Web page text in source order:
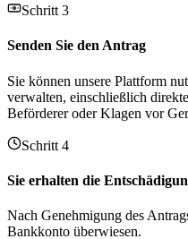
Schritt 3
Senden Sie den Antrag
Sie können unsere Plattform
verwalten, einschließlich
Beförderer oder Klagen vor
Schritt 4
Sie erhalten die
Nach Genehmigung des
Bankkonto überwiesen.